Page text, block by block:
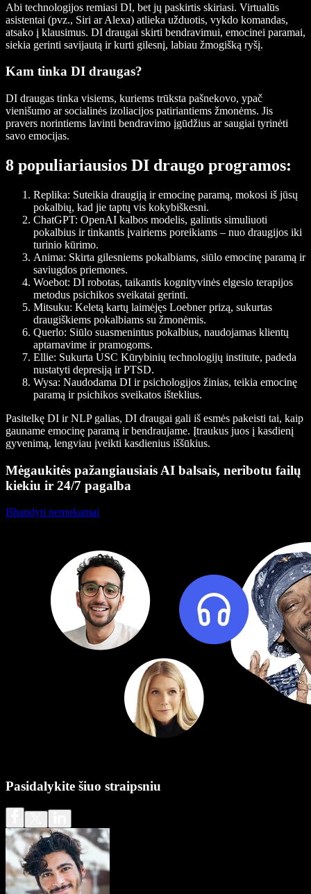
Abi technologijos remiasi DI, bet jų paskirtis skiriasi. Virtualūs
asistentai (pvz., Siri ar Alexa) atlieka užduotis, vykdo komandas,
atsako į klausimus. DI draugai skirti bendravimui, emocinei paramai,
siekia gerinti savijautą ir kurti gilesnį, labiau žmogišką ryšį.
Kam tinka DI draugas?
DI draugas tinka visiems, kuriems trūksta pašnekovo, ypač
vienišumo ar socialinės izoliacijos patiriantiems žmonėms. Jis
pravers norintiems lavinti bendravimo įgūdžius ar saugiai tyrinėti
savo emocijas.
8 populiariausios DI draugo programos:
Replika: Suteikia draugiją ir emocinę paramą, mokosi iš jūsų
pokalbių, kad jie taptų vis kokybiškesni.
ChatGPT: OpenAI kalbos modelis, galintis simuliuoti
pokalbius ir tinkantis įvairiems poreikiams – nuo draugijos iki
turinio kūrimo.
Anima: Skirta gilesniems pokalbiams, siūlo emocinę paramą ir
saviugdos priemones.
Woebot: DI robotas, taikantis kognityvinės elgesio terapijos
metodus psichikos sveikatai gerinti.
Mitsuku: Keletą kartų laimėjęs Loebner prizą, sukurtas
draugiškiems pokalbiams su žmonėmis.
Querlo: Siūlo suasmenintus pokalbius, naudojamas klientų
aptarnavime ir pramogoms.
Ellie: Sukurta USC Kūrybinių technologijų institute, padeda
nustatyti depresiją ir PTSD.
Wysa: Naudodama DI ir psichologijos žinias, teikia emocinę
paramą ir psichikos sveikatos išteklius.
Pasitelkę DI ir NLP galias, DI draugai gali iš esmės pakeisti tai, kaip
gauname emocinę paramą ir bendraujame. Įtraukus juos į kasdienį
gyvenimą, lengviau įveikti kasdienius iššūkius.
Mėgaukitės pažangiausiais AI balsais, neribotu failų
kiekiu ir 24/7 pagalba
Išbandyti nemokamai
Pasidalykite šiuo straipsniu